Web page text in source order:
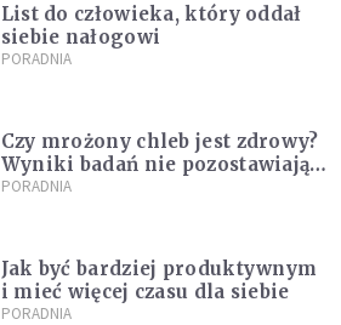
List do człowieka, który oddał
siebie nałogowi
PORADNIA
Czy mrożony chleb jest zdrowy?
Wyniki badań nie pozostawiają
złudzeń
PORADNIA
Jak być bardziej produktywnym
i mieć więcej czasu dla siebie
PORADNIA